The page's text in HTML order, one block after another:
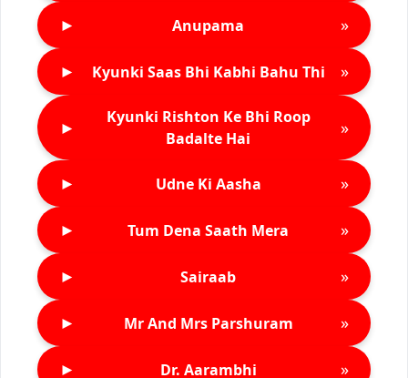
► Anupama »
► Kyunki Saas Bhi Kabhi Bahu Thi »
►
Kyunki Rishton Ke Bhi Roop
Badalte Hai
»
► Udne Ki Aasha »
► Tum Dena Saath Mera »
► Sairaab »
► Mr And Mrs Parshuram »
► Dr. Aarambhi »